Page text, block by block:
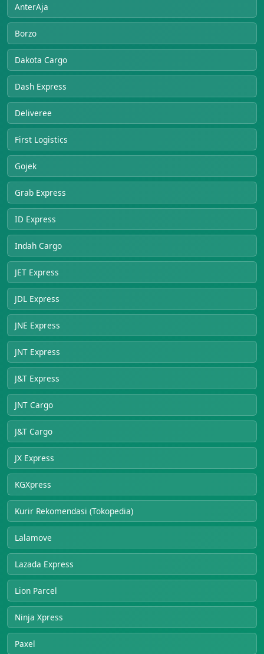
AnterAja
Borzo
Dakota Cargo
Dash Express
Deliveree
First Logistics
Gojek
Grab Express
ID Express
Indah Cargo
JET Express
JDL Express
JNE Express
JNT Express
J&T Express
JNT Cargo
J&T Cargo
JX Express
KGXpress
Kurir Rekomendasi (Tokopedia)
Lalamove
Lazada Express
Lion Parcel
Ninja Xpress
Paxel